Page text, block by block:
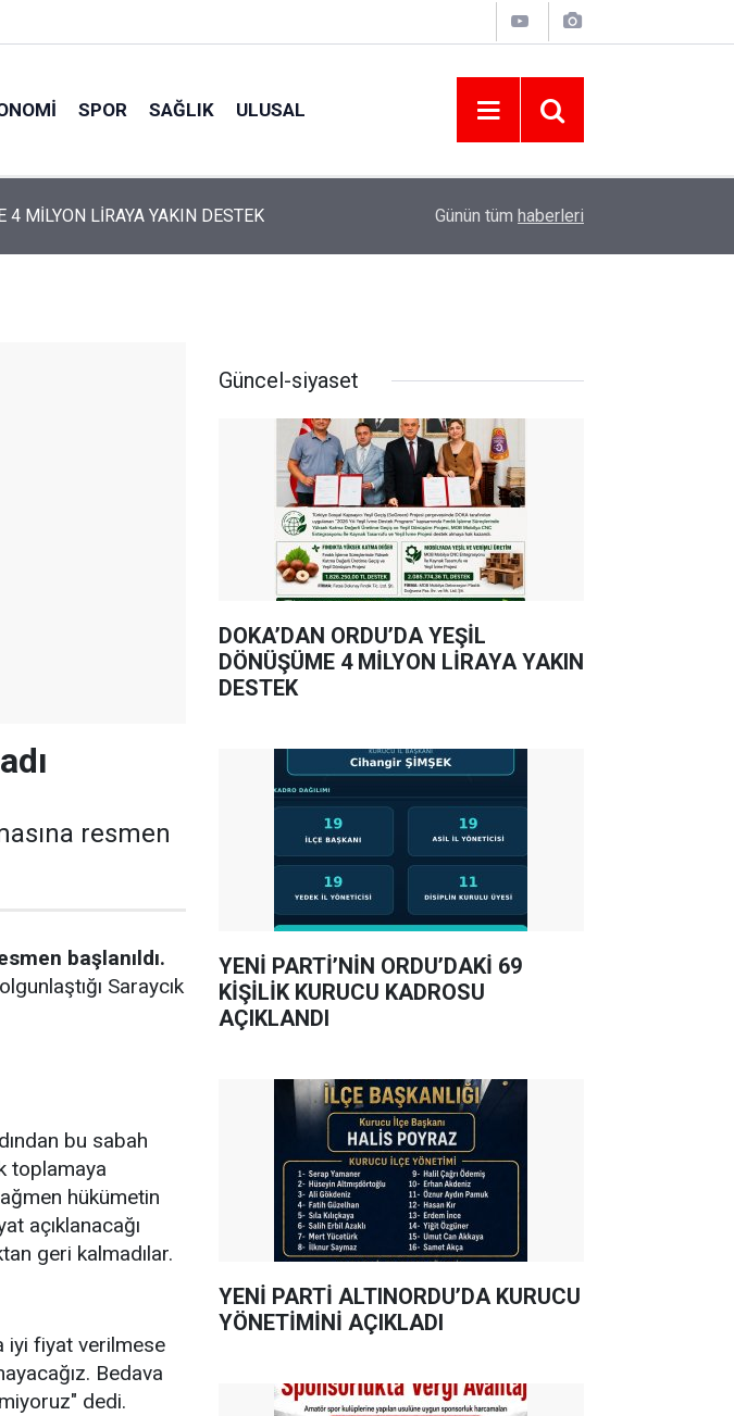
SPOR SAĞLIK ULUSAL
KADROSU AÇIKLANDI YENİ PARTİ ALTINORDU’DA KURUCU
Günün tüm haberleri
resmen
başlanıldı.
Saraycık
bu sabah
toplamaya
hükümetin
açıklanacağı
geri kalmadılar.
iyi fiyat verilmese
Bedava
dedi.
Güncel-siyaset
DOKA’DAN ORDU’DA YEŞİL
DÖNÜŞÜME 4 MİLYON LİRAYA YAKIN
DESTEK
YENİ PARTİ’NİN ORDU’DAKİ 69
KİŞİLİK KURUCU KADROSU
AÇIKLANDI
YENİ PARTİ ALTINORDU’DA KURUCU
YÖNETİMİNİ AÇIKLADI